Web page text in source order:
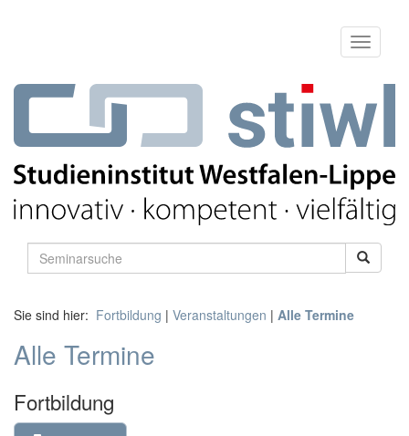
Sie sind hier: Fortbildung | Veranstaltungen | Alle Termine
Alle Termine
Fortbildung